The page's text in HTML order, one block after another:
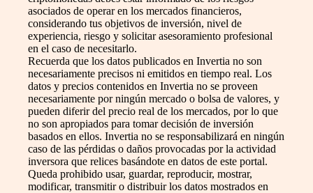
asociados de operar en los mercados financieros,
considerando tus objetivos de inversión, nivel de
experiencia, riesgo y solicitar asesoramiento profesional
en el caso de necesitarlo.
Recuerda que los datos publicados en Invertia no son
necesariamente precisos ni emitidos en tiempo real. Los
datos y precios contenidos en Invertia no se proveen
necesariamente por ningún mercado o bolsa de valores, y
pueden diferir del precio real de los mercados, por lo que
no son apropiados para tomar decisión de inversión
basados en ellos. Invertia no se responsabilizará en ningún
caso de las pérdidas o daños provocadas por la actividad
inversora que relices basándote en datos de este portal.
Queda prohibido usar, guardar, reproducir, mostrar,
modificar, transmitir o distribuir los datos mostrados en